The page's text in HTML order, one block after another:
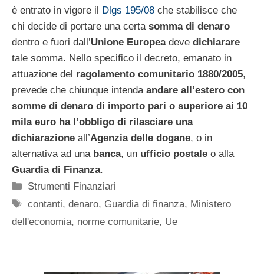
è entrato in vigore il
Dlgs 195/08 che stabilisce che
chi decide di portare una certa somma di denaro
dentro e fuori dall’Unione Europeadeve dichiarare
tale somma. Nello specifico il decreto, emanato in
attuazione del ragolamento comunitario 1880/2005,
prevede che chiunque intenda andare all’estero con
somme di denaro di importo pari o superiore ai 10
mila euro ha l’obbligo di rilasciare una
dichiarazione all’Agenzia delle dogane, o in
alternativa ad una banca, un ufficio postale o alla
Guardia di Finanza.
Categorie
Strumenti Finanziari
Tag
contanti,denaro, Guardia di finanza, Ministero
dell'economia, norme comunitarie, Ue